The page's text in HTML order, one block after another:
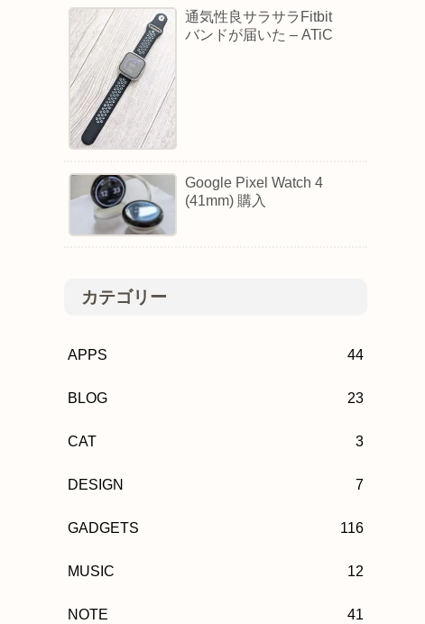
通気性良サラサラFitbit
バンドが届いた – ATiC
Google Pixel Watch 4
(41mm) 購入
カテゴリー
APPS 44
BLOG 23
CAT 3
DESIGN 7
GADGETS 116
MUSIC 12
NOTE 41